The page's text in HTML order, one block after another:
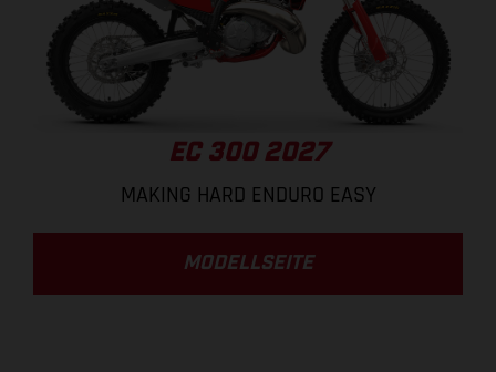
EC 300 2027
MAKING HARD ENDURO EASY
MODELLSEITE